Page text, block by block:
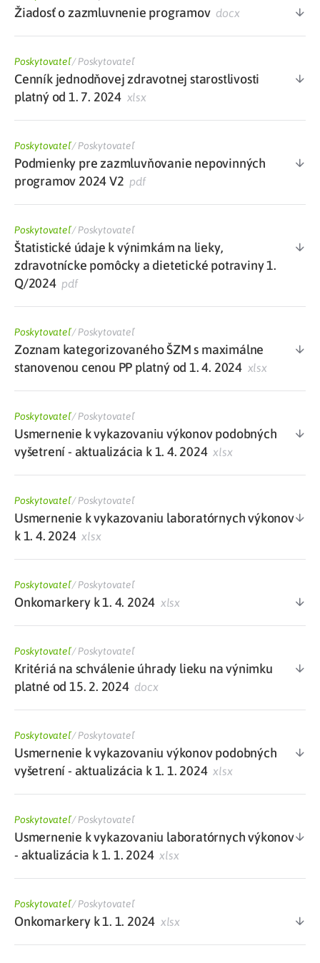
Žiadosť o zazmluvnenie programovdocx
Poskytovateľ/Poskytovateľ
Cenník jednodňovej zdravotnej starostlivosti
platný od 1. 7. 2024 xlsx
Poskytovateľ/Poskytovateľ
Podmienky pre zazmluvňovanie nepovinných
programov 2024 V2 pdf
Poskytovateľ/Poskytovateľ
Štatistické údaje k výnimkám na lieky,
zdravotnícke pomôcky a dietetické potraviny 1.
Q/2024pdf
Poskytovateľ/Poskytovateľ
Zoznam kategorizovaného ŠZM s maximálne
stanovenou cenou PP platný od 1. 4. 2024 xlsx
Poskytovateľ/Poskytovateľ
Usmernenie k vykazovaniu výkonov podobných
vyšetrení - aktualizácia k 1. 4. 2024xlsx
Poskytovateľ/Poskytovateľ
Usmernenie k vykazovaniu laboratórnych výkonov
k 1. 4. 2024xlsx
Poskytovateľ/Poskytovateľ
Onkomarkery k 1. 4. 2024 xlsx
Poskytovateľ/Poskytovateľ
Kritériá na schválenie úhrady lieku na výnimku
platné od 15. 2. 2024docx
Poskytovateľ/Poskytovateľ
Usmernenie k vykazovaniu výkonov podobných
vyšetrení - aktualizácia k 1. 1. 2024xlsx
Poskytovateľ/Poskytovateľ
Usmernenie k vykazovaniu laboratórnych výkonov
- aktualizácia k 1. 1. 2024xlsx
Poskytovateľ/Poskytovateľ
Onkomarkery k 1. 1. 2024 xlsx